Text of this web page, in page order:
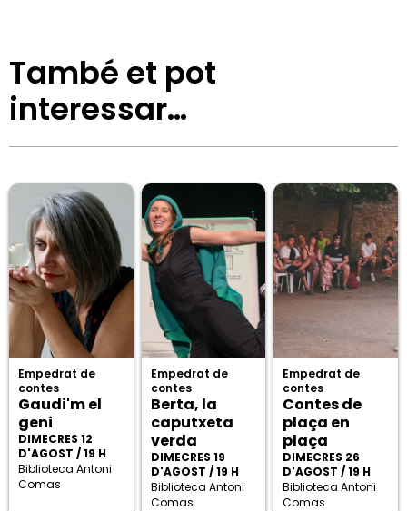
També et pot
interessar…
Empedrat de
contes
Gaudi'm el
geni
DIMECRES 12
D'AGOST / 19 H
Biblioteca Antoni
Comas
Empedrat de
contes
Berta, la
caputxeta
verda
DIMECRES 19
D'AGOST / 19 H
Biblioteca Antoni
Comas
Empedrat de
contes
Contes de
plaça en
plaça
DIMECRES 26
D'AGOST / 19 H
Biblioteca Antoni
Comas